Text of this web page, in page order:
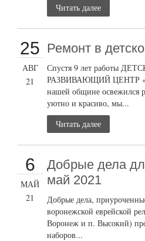
Читать далее
25
АВГ
21
Ремонт в
Спустя 9 лет работы
РАЗВИВАЮЩИЙ ЦЕНТР
нашей общине освежился
уютно и красиво, мы...
Читать далее
6
МАЙ
21
Добрые дела
май 2021
Добрые дела,
воронежской еврейской
Воронеж и п. Высокий)
наборов...